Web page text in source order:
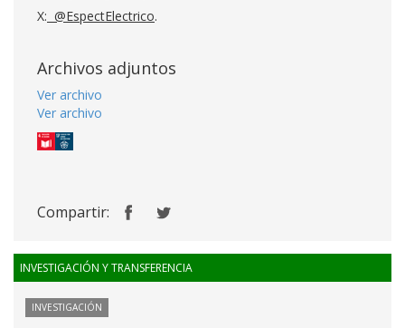
X: @EspectElectrico.
Archivos adjuntos
Ver archivo
Ver archivo
Compartir:
INVESTIGACIÓN Y TRANSFERENCIA
INVESTIGACIÓN